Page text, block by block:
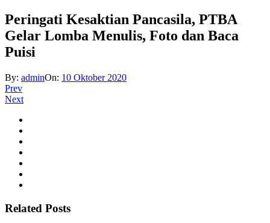
Peringati Kesaktian Pancasila, PTBA
Gelar Lomba Menulis, Foto dan Baca
Puisi
By: adminOn: 10 Oktober 2020
Prev
Next
Related Posts